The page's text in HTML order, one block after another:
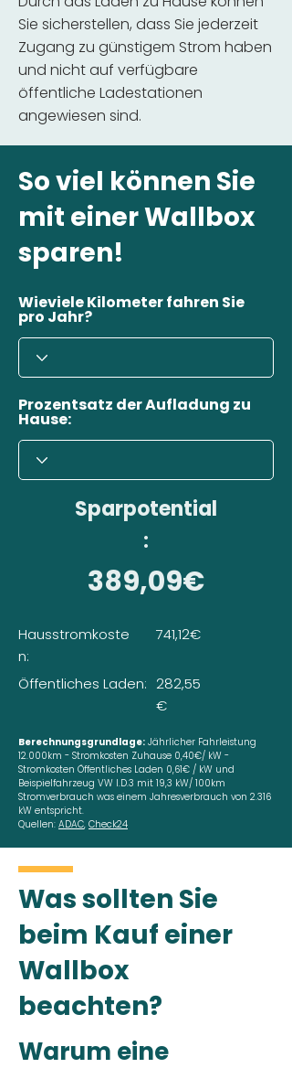
Sie sicherstellen, dass Sie jederzeit
Zugang zu günstigem Strom haben
und nicht auf verfügbare
öffentliche Ladestationen
angewiesen sind.
So viel können Sie
mit einer Wallbox
sparen!
Wieviele Kilometer fahren Sie
pro Jahr?
Prozentsatz der Aufladung zu
Hause:
Sparpotential
:
389,09€
Hausstromkoste
n:
Öffentliches Laden:
741,12€
282,55
€
Berechnungsgrundlage: Jährlicher Fahrleistung
12.000km - Stromkosten Zuhause 0,40€/ kW -
Stromkosten Öffentliches Laden 0,61€ / kW und
Beispielfahrzeug VW I.D.3 mit 19,3 kW/ 100km
Stromverbrauch was einem Jahresverbrauch von 2.316
kW entspricht.
Quellen: ADAC, Check24
Was sollten Sie
beim Kauf einer
Wallbox
beachten?
Warum eine